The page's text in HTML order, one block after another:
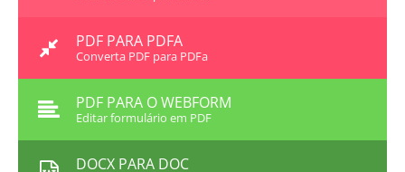
PDF PARA PDFA
Converta PDF para PDFa
PDF PARA O WEBFORM
Editar formulário em PDF
DOCX PARA DOC